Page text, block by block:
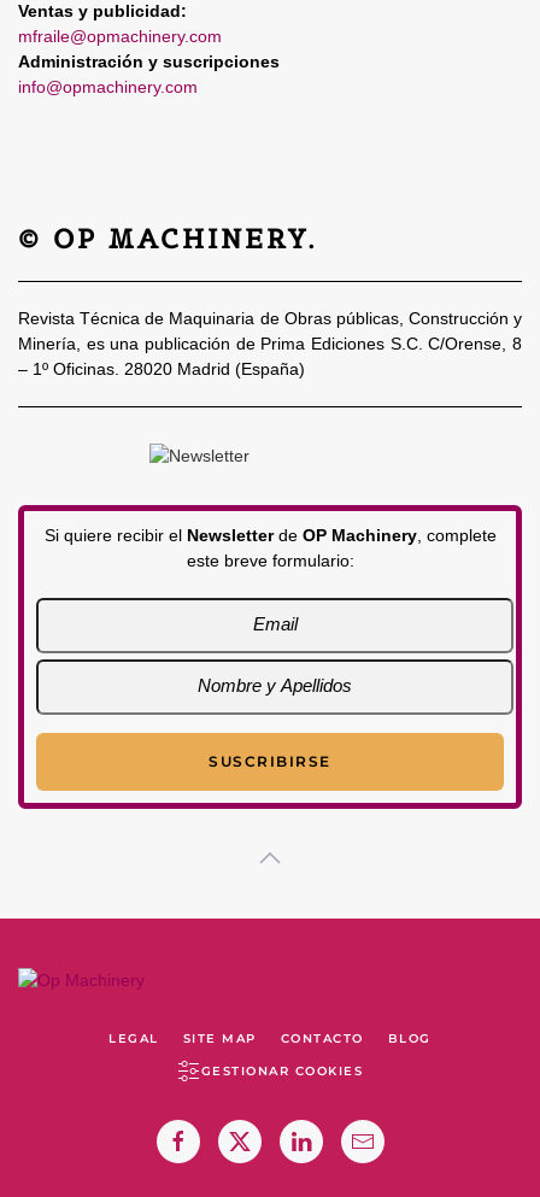
Ventas y publicidad:
mfraile@opmachinery.com
Administración y suscripciones
info@opmachinery.com
© OP MACHINERY.
Revista Técnica de Maquinaria de Obras públicas, Construcción y
Minería, es una publicación de Prima Ediciones S.C. C/Orense, 8
– 1º Oficinas. 28020 Madrid (España)
Si quiere recibir el Newsletterde OP Machinery, complete
este breve formulario:
LEGAL SITE MAP CONTACTO BLOG
GESTIONAR COOKIES